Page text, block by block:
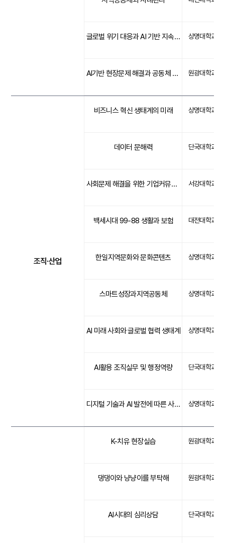
글로벌 위기 대응과 AI 기반 지속 가능한 생태계 상명대학교
AI기반 현장문제 해결과 공동체 혁신 원광대학교
조직·산업
비즈니스 혁신 생태계의 미래 상명대학교
데이터 문해력 단국대학교
사회문제 해결을 위한 기업커뮤니케이션 서강대학교
백세시대 99-88 생활과 보험 대전대학교
한일지역문화와 문화콘텐츠 상명대학교
스마트성장과지역공동체 상명대학교
AI 미래 사회와 글로벌 협력 생태계 상명대학교
AI활용 조직실무 및 행정역량 단국대학교
디지털 기술과 AI 발전에 따른 사회서비스의 변화 상명대학교
K-치유 현장실습 원광대학교
댕댕이와 냥냥이를 부탁해 원광대학교
AI시대의 심리상담 단국대학교